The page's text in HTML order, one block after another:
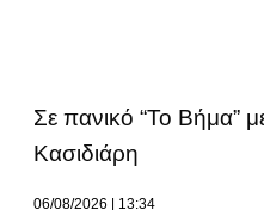
Σε πανικό “Το Βήμα”
Κασιδιάρη
06/08/2026 13:34